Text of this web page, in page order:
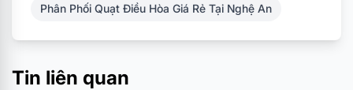
Tin liên quan
Phân Phối Quạt Điều Hòa Giá Rẻ Tại Nghệ An